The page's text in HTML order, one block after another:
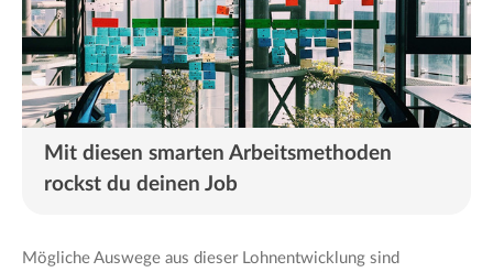
Mit diesen smarten Arbeitsmethoden
rockst du deinen Job
Mögliche Auswege aus dieser Lohnentwicklung sind